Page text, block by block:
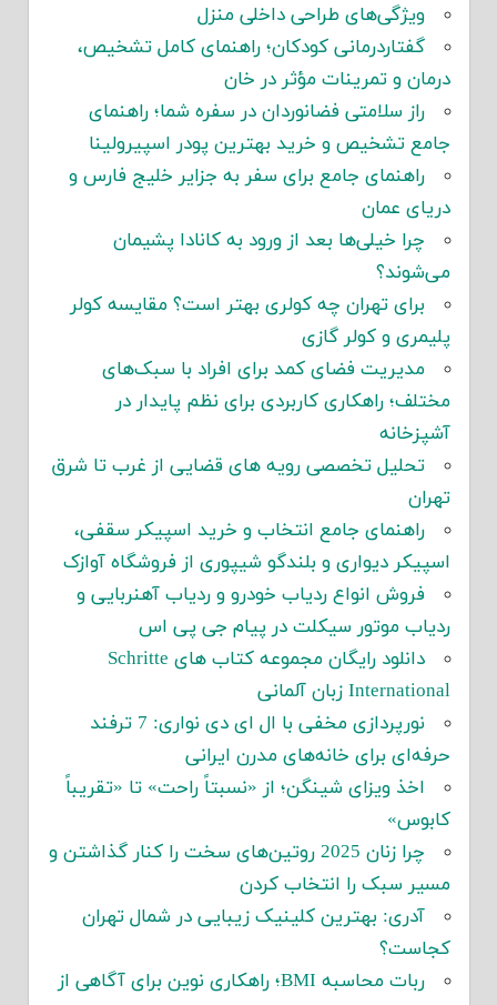
ویژگی‌های طراحی داخلی منزل
گفتاردرمانی کودکان؛ راهنمای کامل تشخیص،
درمان و تمرینات مؤثر در خان
راز سلامتی فضانوردان در سفره شما؛ راهنمای
جامع تشخیص و خرید بهترین پودر اسپیرولینا
راهنمای جامع برای سفر به جزایر خلیج فارس و
دریای عمان
چرا خیلی‌ها بعد از ورود به کانادا پشیمان
می‌شوند؟
برای تهران چه کولری بهتر است؟ مقایسه کولر
پلیمری و کولر گازی
مدیریت فضای کمد برای افراد با سبک‌های
مختلف؛ راهکاری کاربردی برای نظم پایدار در
آشپزخانه
تحلیل تخصصی رویه های قضایی از غرب تا شرق
تهران
راهنمای جامع انتخاب و خرید اسپیکر سقفی،
اسپیکر دیواری و بلندگو شیپوری از فروشگاه آوازک
فروش انواع ردیاب خودرو و ردیاب آهنربایی و
ردیاب موتور سیکلت در پیام جی پی اس
دانلود رایگان مجموعه کتاب های Schritte
International زبان آلمانی
نورپردازی مخفی با ال ای دی نواری: 7 ترفند
حرفه‌ای برای خانه‌های مدرن ایرانی
اخذ ویزای شینگن؛ از «نسبتاً راحت» تا «تقریباً
کابوس»
چرا زنان 2025 روتین‌های سخت را کنار گذاشتن و
مسیر سبک را انتخاب کردن
آدری: بهترین کلینیک زیبایی در شمال تهران
کجاست؟
ربات محاسبه BMI؛ راهکاری نوین برای آگاهی از